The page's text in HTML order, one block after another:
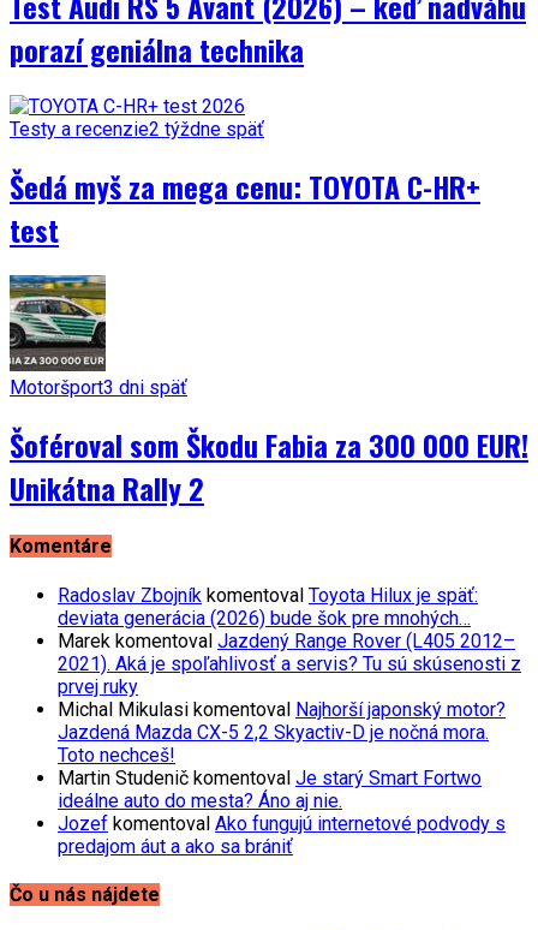
porazí geniálna technika
Testy a recenzie2 týždne späť
Šedá myš za mega cenu: TOYOTA C-HR+
test
Motoršport3 dni späť
Šoféroval som Škodu Fabia za 300 000 EUR!
Unikátna Rally 2
Komentáre
Radoslav Zbojník komentoval Toyota Hilux je späť:
deviata generácia (2026) bude šok pre mnohých…
Marek komentoval Jazdený Range Rover (L405 2012–
2021). Aká je spoľahlivosť a servis? Tu sú skúsenosti z
prvej ruky
Michal Mikulasi komentoval Najhorší japonský motor?
Jazdená Mazda CX-5 2,2 Skyactiv-D je nočná mora.
Toto nechceš!
Martin Studenič komentoval Je starý Smart Fortwo
ideálne auto do mesta? Áno aj nie.
Jozef komentoval Ako fungujú internetové podvody s
predajom áut a ako sa brániť
Čo u nás nájdete